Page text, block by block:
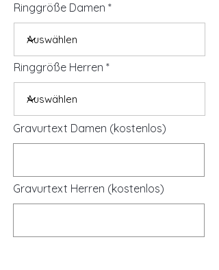
Ringgröße Damen
Ringgröße Herren
Gravurtext Damen (kostenlos)
Gravurtext Herren (kostenlos)